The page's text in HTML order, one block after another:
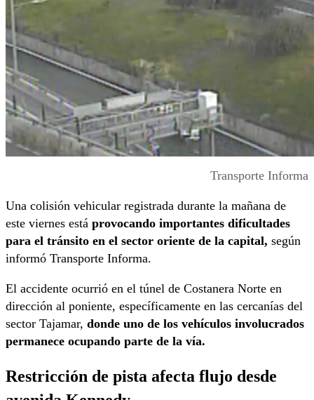
Transporte Informa
Una colisión vehicular registrada durante la mañana de
este viernes está provocando importantes dificultades
para el tránsito en el sector oriente de la capital, según
informó Transporte Informa.
El accidente ocurrió en el túnel de Costanera Norte en
dirección al poniente, específicamente en las cercanías del
sector Tajamar, donde uno de los vehículos involucrados
permanece ocupando parte de la vía.
Restricción de pista afecta flujo desde